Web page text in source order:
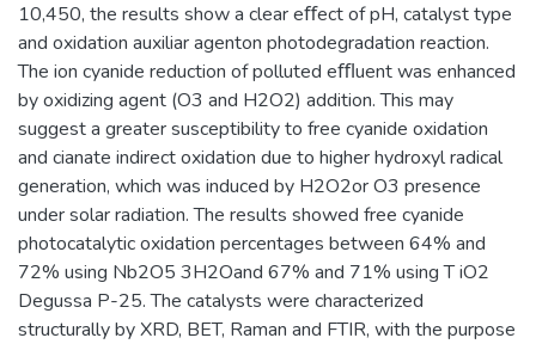
10,450, the results show a clear eﬀect of pH, catalyst type
and oxidation auxiliar agenton photodegradation reaction.
The ion cyanide reduction of polluted eﬄuent was enhanced
by oxidizing agent (O3 and H2O2) addition. This may
suggest a greater susceptibility to free cyanide oxidation
and cianate indirect oxidation due to higher hydroxyl radical
generation, which was induced by H2O2or O3 presence
under solar radiation. The results showed free cyanide
photocatalytic oxidation percentages between 64% and
72% using Nb2O5 3H2Oand 67% and 71% using T iO2
Degussa P-25. The catalysts were characterized
structurally by XRD, BET, Raman and FTIR, with the purpose